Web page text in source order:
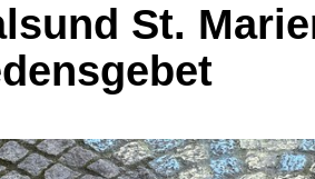
St.